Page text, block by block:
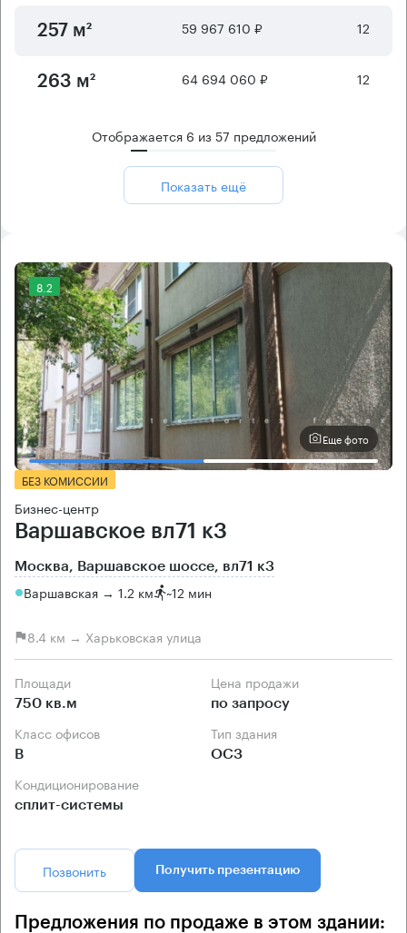
257 м² 59 967 610 ₽ 12
263 м² 64 694 060 ₽ 12
Отображается 6 из57 предложений
Показать ещё
8.2
Еще фото
БЕЗ КОМИССИИ
Бизнес-центр
Варшавское вл71 к3
Москва, Варшавское шоссе, вл71 к3
Варшавская → 1.2 км ~12 мин
8.4 км → Харьковская улица
Площади
750 кв.м
Цена продажи
по запросу
Класс офисов
B
Тип здания
ОСЗ
Кондиционирование
сплит-системы
Позвонить Получить презентацию
Предложения по продаже в этом здании: